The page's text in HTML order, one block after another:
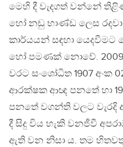
මෙහි දී වැදගත් වන්නේ
හෝ නඩු භාණ්ඩ ලෙස රදවා
කාර්යයන් සඳහා යෙදවීමට
හෝ පමණක් නොවේ. 2009
වරට සංශෝධිත 1907 අංක
ආරක්ෂක ආඥ පනතේ හා
පනතේ වගන්ති වලට වැරදි
දී සිදු විය හැකි වනජීවී
ඇති වන නිසා ය. තම